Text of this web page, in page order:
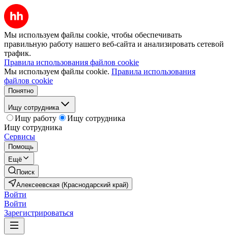
Мы используем файлы cookie, чтобы обеспечивать
правильную работу нашего веб-сайта и анализировать сетевой
трафик.
Правила использования файлов cookie
Мы используем файлы cookie. Правила использования
файлов cookie
Понятно
Ищу сотрудника
Ищу работу
Ищу сотрудника
Ищу сотрудника
Сервисы
Помощь
Ещё
Поиск
Алексеевская (Краснодарский край)
Войти
Войти
Зарегистрироваться